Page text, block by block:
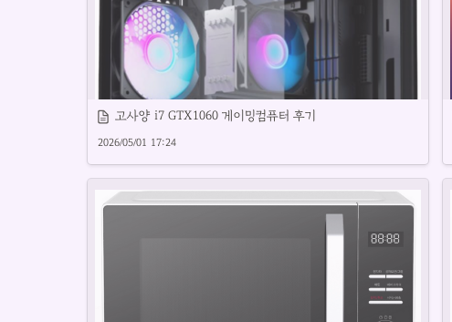
8핀 이어폰 추천 제품을 꼼꼼히 리뷰합니다.
고사양 i7 GTX1060 게이밍컴퓨터 후기
2026/05/01 17:24